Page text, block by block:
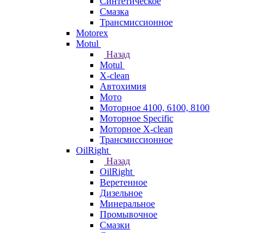
Смазка
Трансмиссионное
Motorex
Motul
Назад
Motul
X-clean
Автохимия
Мото
Моторное 4100, 6100, 8100
Моторное Specific
Моторное X-clean
Трансмиссионное
OilRight
Назад
OilRight
Веретенное
Дизельное
Минеральное
Промывочное
Смазки